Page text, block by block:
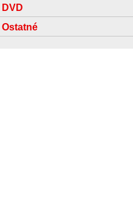
DVD
Ostatné